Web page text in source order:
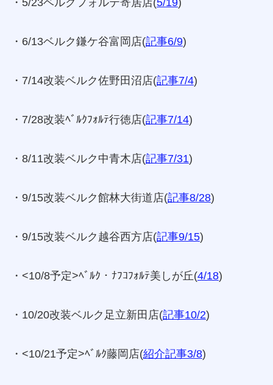
・5/23ベルクフォルテ寄居店(5/19)
・6/13ベルク鎌ケ谷富岡店(記事6/9)
・7/14改装ベルク佐野田沼店(記事7/4)
・7/28改装ﾍﾞﾙｸﾌｫﾙﾃ行徳店(記事7/14)
・8/11改装ベルク中青木店(記事7/31)
・9/15改装ベルク館林大街道店(記事8/28)
・9/15改装ベルク越谷西方店(記事9/15)
・<10/8予定>ﾍﾞﾙｸ・ﾅﾌｺﾌｫﾙﾃ美しが丘(4/18)
・10/20改装ベルク足立新田店(記事10/2)
・<10/21予定>ﾍﾞﾙｸ藤岡店(紹介記事3/8)